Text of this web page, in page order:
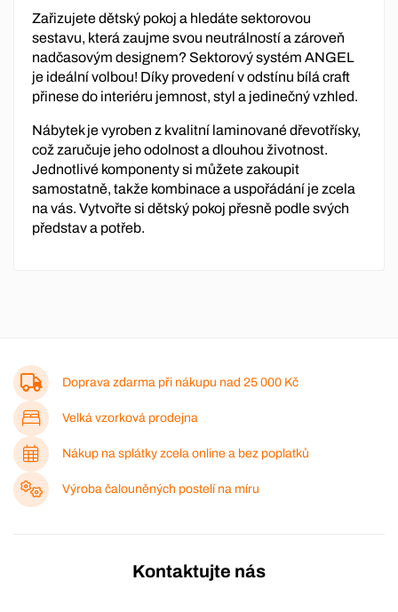
Zařizujete dětský pokoj a hledáte sektorovou
sestavu, která zaujme svou neutrálností a zároveň
nadčasovým designem? Sektorový systém ANGEL
je ideální volbou! Díky provedení v odstínu bílá craft
přinese do interiéru jemnost, styl a jedinečný vzhled.
Nábytek je vyroben z kvalitní laminované dřevotřísky,
což zaručuje jeho odolnost a dlouhou životnost.
Jednotlivé komponenty si můžete zakoupit
samostatně, takže kombinace a uspořádání je zcela
na vás. Vytvořte si dětský pokoj přesně podle svých
představ a potřeb.
Doprava zdarma při nákupu nad 25 000 Kč
Velká vzorková prodejna
Nákup na splátky zcela online a bez poplatků
Výroba čalouněných postelí na míru
Kontaktujte nás